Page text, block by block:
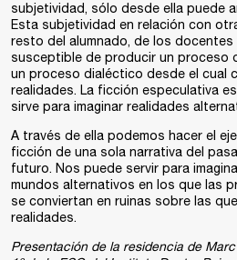
subjetividad, sólo desde ella puede
Esta subjetividad en relación con
resto del alumnado, de los
susceptible de producir un proceso
un proceso dialéctico desde el cual
realidades. La ficción especulativa
sirve para imaginar realidades
A través de ella podemos hacer el
ficción de una sola narrativa del
futuro. Nos puede servir para
mundos alternativos en los que las
se conviertan en ruinas sobre las
realidades.
Presentación de la residencia de